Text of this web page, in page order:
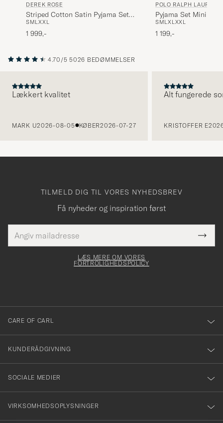
DEREK ROSE
Striped Cotton Satin Pyjama Set
Navy
SMLXXL
1 999,-
POLO RALPH LAUREN
Pyjama Set Mini
SMLXL XXL
1 199,-
4.70/5 5026 BEDØMMELSER
Lækkert kvalitet
MARK U2026-08-05 KØBER2026-07-27
Alt fungerede
KRISTOFFER E
TILMELD DIG TIL VORES NYHEDSBREV
Få nyheder og inspiration først
mailadresse
skal
Tack
för
dig
till
vårt
nyhetsbrev!
LÆS MERE OM VORES
FORTROLIGHEDSPOLICY
CARE OF CARL
KUNDERÅDGIVNING
SOCIALE MEDIER
VIRKSOMHEDSOPLYSNINGER